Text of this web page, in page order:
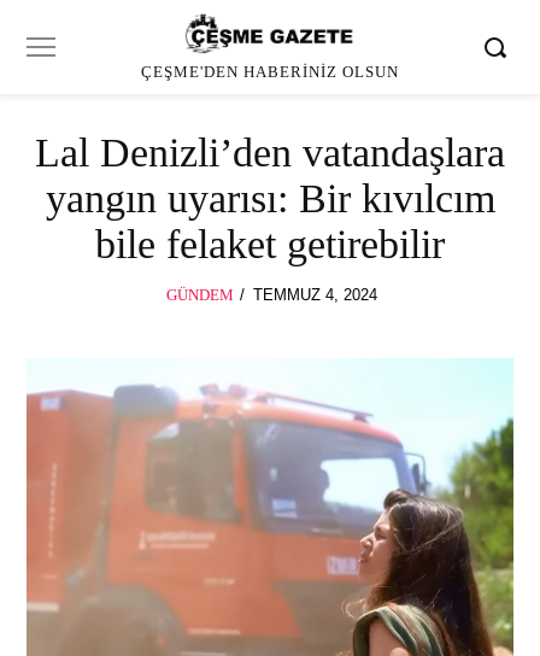
ÇEŞME'DEN HABERINIZ OLSUN
Lal Denizli’den vatandaşlara
yangın uyarısı: Bir kıvılcım
bile felaket getirebilir
GÜNDEM
POSTED
TEMMUZ 4, 2024TEMMUZ